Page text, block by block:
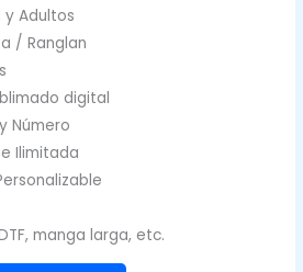
y Adultos
/ Ranglan
digital
Número
Ilimitada
manga larga, etc.